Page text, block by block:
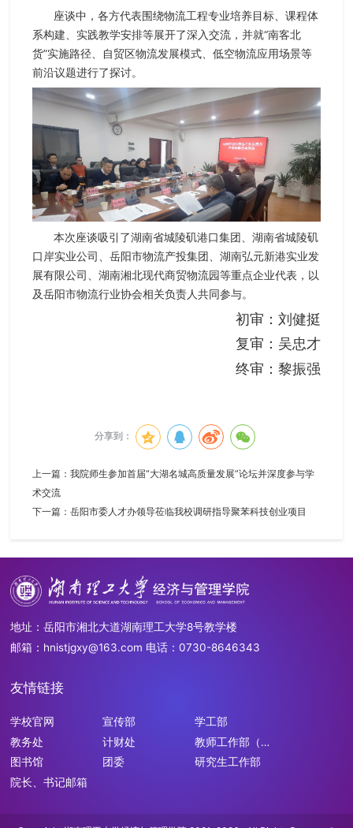
座谈中，各方代表围绕物流工程专业培养目标、课程体
系构建、实践教学安排等展开了深入交流，并就“南客北
货”实施路径、自贸区物流发展模式、低空物流应用场景等
前沿议题进行了探讨。
本次座谈吸引了湖南省城陵矶港口集团、湖南省城陵矶
口岸实业公司、岳阳市物流产投集团、湖南弘元新港实业发
展有限公司、湖南湘北现代商贸物流园等重点企业代表，以
及岳阳市物流行业协会相关负责人共同参与。
初审：刘健挺
复审：吴忠才
终审：黎振强
分享到：
上一篇： 我院师生参加首届“大湖名城高质量发展”论坛并深度参与学
术交流
下一篇： 岳阳市委人才办领导莅临我校调研指导聚苯科技创业项目
地址：岳阳市湘北大道湖南理工大学8号教学楼
邮箱：hnistjgxy@163.com 电话：0730-8646343
友情链接
学校官网 宣传部
学工部
教务处
计财处
教师工作部（人
事处）
图书馆 团委
研究生工作部
院长、书记邮箱